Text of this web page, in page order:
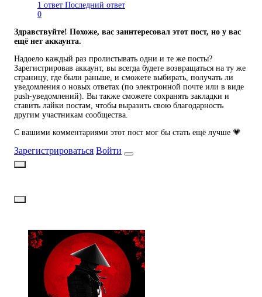
1 ответ Последний ответ
0
Здравствуйте! Похоже, вас заинтересовал этот пост, но у вас
ещё нет аккаунта.
Надоело каждый раз пролистывать одни и те же посты?
Зарегистрировав аккаунт, вы всегда будете возвращаться на ту же
страницу, где были раньше, и сможете выбирать, получать ли
уведомления о новых ответах (по электронной почте или в виде
push-уведомлений). Вы также сможете сохранять закладки и
ставить лайки постам, чтобы выразить свою благодарность
другим участникам сообщества.
С вашими комментариями этот пост мог бы стать ещё лучше 💗
Зарегистрироваться Войти